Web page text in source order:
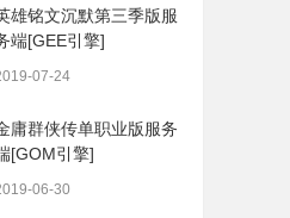
雄铭文沉默第三季版服
端[GEE引擎]
07-24
庸群侠传单职业版服务
[GOM引擎]
06-30